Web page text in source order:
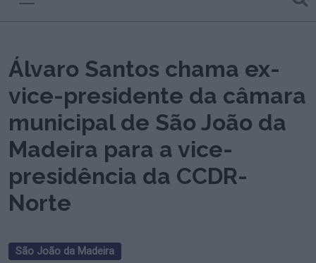
Álvaro Santos chama ex-
vice-presidente da câmara
municipal de São João da
Madeira para a vice-
presidência da CCDR-
Norte
São João da Madeira